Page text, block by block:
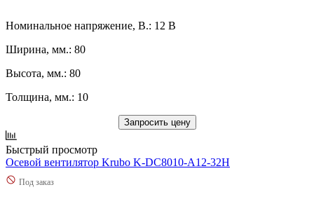
Номинальное напряжение, В.: 12 В
Ширина, мм.: 80
Высота, мм.: 80
Толщина, мм.: 10
Запросить цену
Быстрый просмотр
Осевой вентилятор Krubo K-DC8010-A12-32H
Под заказ